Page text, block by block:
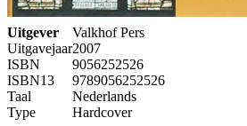
Uitgever
Valkhof Pers
Uitgavejaar2007
ISBN
9056252526
ISBN13
9789056252526
Taal
Nederlands
Type
Hardcover